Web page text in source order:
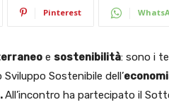
Pinterest
e sostenibilità: sono i
Sviluppo Sostenibile dell’
All’incontro ha partecipato il